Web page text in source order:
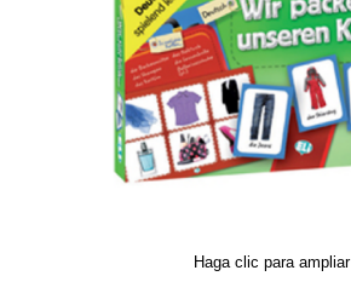
Haga clic para ampliar